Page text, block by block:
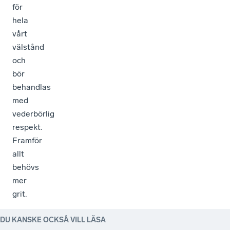
för
hela
vårt
välstånd
och
bör
behandlas
med
vederbörlig
respekt.
Framför
allt
behövs
mer
grit.
DU KANSKE OCKSÅ VILL LÄSA